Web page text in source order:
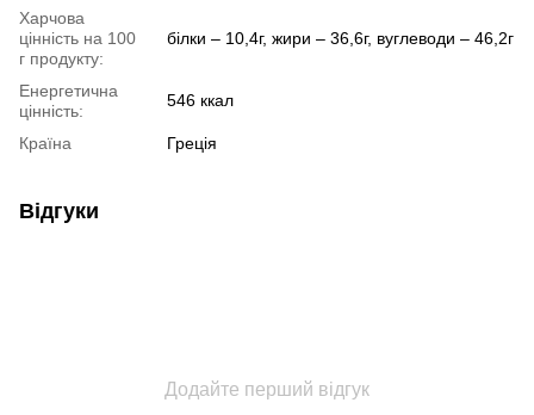
Харчова
цінність на 100
г продукту:
білки – 10,4г, жири – 36,6г, вуглеводи – 46,2г
Енергетична
цінність:
546 ккал
Країна Греція
Відгуки
Додайте перший відгук